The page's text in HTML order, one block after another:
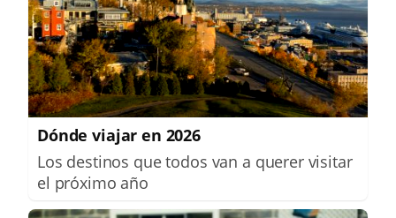
Dónde viajar en 2026
Los destinos que todos van a querer visitar
el próximo año